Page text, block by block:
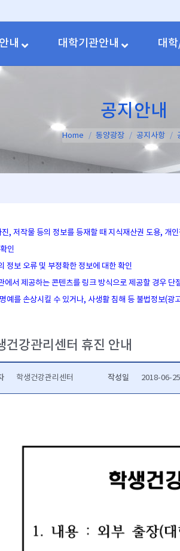
내 대학기관안내 대
공지안내
You are here:
Home 동양광장 공지사항
, 저작물 등의 정보를 등재할 때 지식재산권 도용, 개
인
정보 오류 및 부정확한 정보에 대한 확인
에서 제공하는 콘텐츠를 링크 방식으로 제공할 경우
예를 손상시킬 수 있거나, 사생활 침해 등 불법정보(
건강관리센터 휴진 안내
학생건강관리센터 작성일 2018-06-